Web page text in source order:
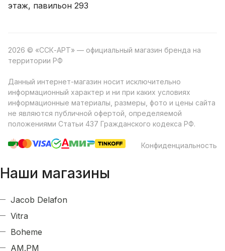
этаж, павильон 293
2026 © «ССК-АРТ» — официальный магазин бренда на
территории РФ
Данный интернет-магазин носит исключительно
информационный характер и ни при каких условиях
информационные материалы, размеры, фото и цены сайта
не являются публичной офертой, определяемой
положениями Статьи 437 Гражданского кодекса РФ.
Конфиденциальность
Наши магазины
Jacob Delafon
Vitra
Boheme
AM.PM